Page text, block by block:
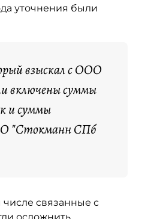
уточнения были
взыскал с ООО
включены суммы
и суммы
"Стокманн СПб
связанные с